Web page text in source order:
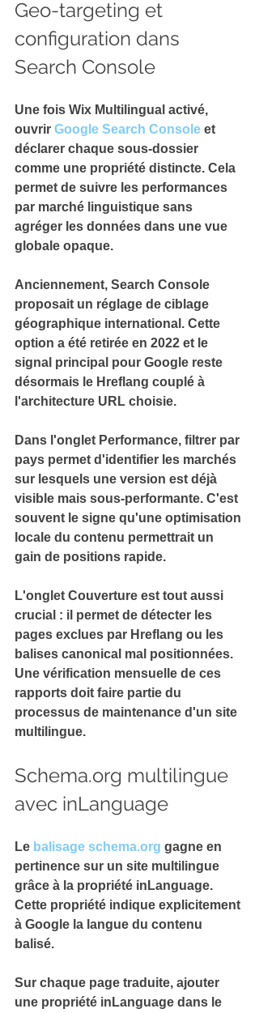
Geo-targeting et
configuration dans
Search Console
Une fois Wix Multilingual activé,
ouvrir Google Search Console et
déclarer chaque sous-dossier
comme une propriété distincte. Cela
permet de suivre les performances
par marché linguistique sans
agréger les données dans une vue
globale opaque.
Anciennement, Search Console
proposait un réglage de ciblage
géographique international . Cette
option a été retirée en 2022 et le
signal principal pour Google reste
désormais le Hreflang couplé à
l'architecture URL choisie.
Dans l'onglet Performance, filtrer par
pays permet d'identifier les marchés
sur lesquels une version est déjà
visible mais sous-performante. C'est
souvent le signe qu'une optimisation
locale du contenu permettrait un
gain de positions rapide.
L'onglet Couverture est tout aussi
crucial : il permet de détecter les
pages exclues par Hreflang ou les
balises canonical mal positionnées.
Une vérification mensuelle de ces
rapports doit faire partie du
processus de maintenance d'un site
multilingue.
Schema.org multilingue
avec inLanguage
Le balisage schema.org gagne en
pertinence sur un site multilingue
grâce à la propriété inLanguage.
Cette propriété indique explicitement
à Google la langue du contenu
balisé.
Sur chaque page traduite, ajouter
une propriété inLanguage dans le